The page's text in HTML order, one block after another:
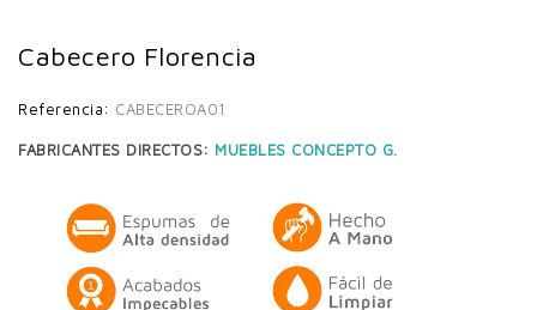
Cabecero Florencia
Referencia: CABECEROA01
FABRICANTES DIRECTOS: MUEBLES CONCEPTO G.